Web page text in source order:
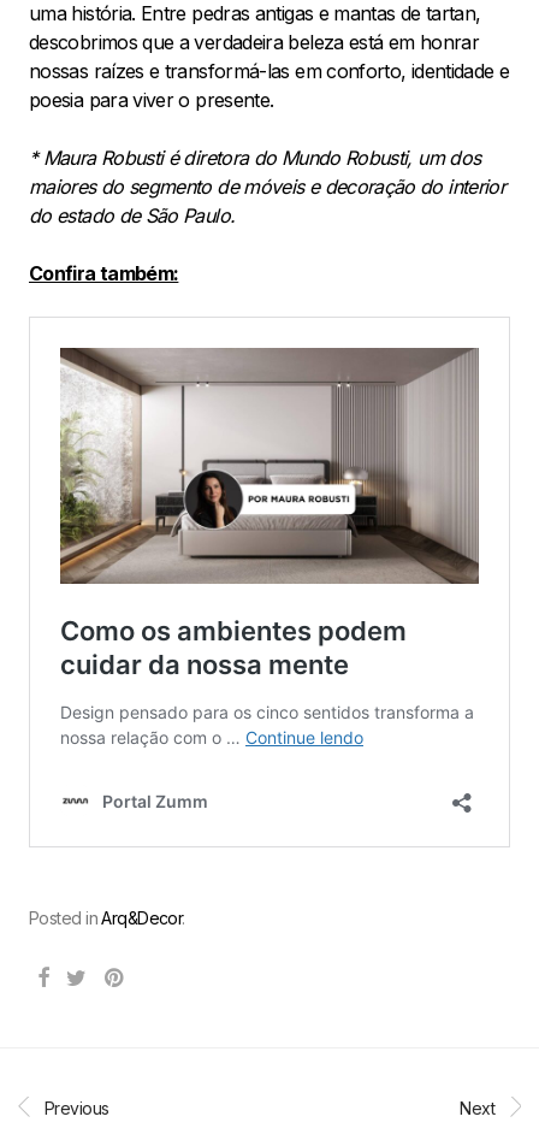
uma história. Entre pedras antigas e mantas de tartan,
descobrimos que a verdadeira beleza está em honrar
nossas raízes e transformá-las em conforto, identidade e
poesia para viver o presente.
* Maura Robusti é diretora do Mundo Robusti, um dos
maiores do segmento de móveis e decoração do interior
do estado de São Paulo.
Confira também:
Posted inArq&Decor.
Previous Next